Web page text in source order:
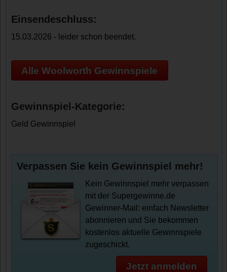
Einsendeschluss:
15.03.2026 - leider schon beendet.
Alle Woolworth Gewinnspiele
Gewinnspiel-Kategorie:
Geld Gewinnspiel
Verpassen Sie kein Gewinnspiel mehr!
Kein Gewinnspiel mehr verpassen
mit der Supergewinne.de
Gewinner-Mail: einfach Newsletter
abonnieren und Sie bekommen
kostenlos aktuelle Gewinnspiele
zugeschickt.
Jetzt anmelden